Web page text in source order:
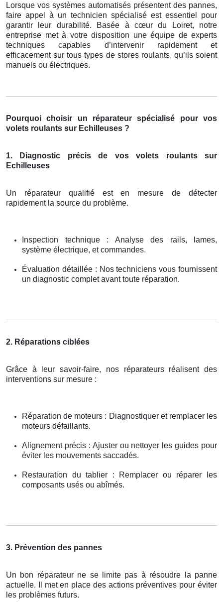
Lorsque vos systèmes automatisés présentent des pannes,
faire appel à un technicien spécialisé est essentiel pour
garantir leur durabilité. Basée à cœur du Loiret, notre
entreprise met à votre disposition une équipe de experts
techniques capables d’intervenir rapidement et
efficacement sur tous types de stores roulants, qu’ils soient
manuels ou électriques.
Pourquoi choisir un réparateur spécialisé pour vos
volets roulants sur Echilleuses ?
1. Diagnostic précis de vos volets roulants sur
Echilleuses
Un réparateur qualifié est en mesure de détecter
rapidement la source du problème.
Inspection technique : Analyse des rails, lames,
système électrique, et commandes.
Évaluation détaillée : Nos techniciens vous fournissent
un diagnostic complet avant toute réparation.
2. Réparations ciblées
Grâce à leur savoir-faire, nos réparateurs réalisent des
interventions sur mesure :
Réparation de moteurs : Diagnostiquer et remplacer les
moteurs défaillants.
Alignement précis : Ajuster ou nettoyer les guides pour
éviter les mouvements saccadés.
Restauration du tablier : Remplacer ou réparer les
composants usés ou abîmés.
3. Prévention des pannes
Un bon réparateur ne se limite pas à résoudre la panne
actuelle. Il met en place des actions préventives pour éviter
les problèmes futurs.